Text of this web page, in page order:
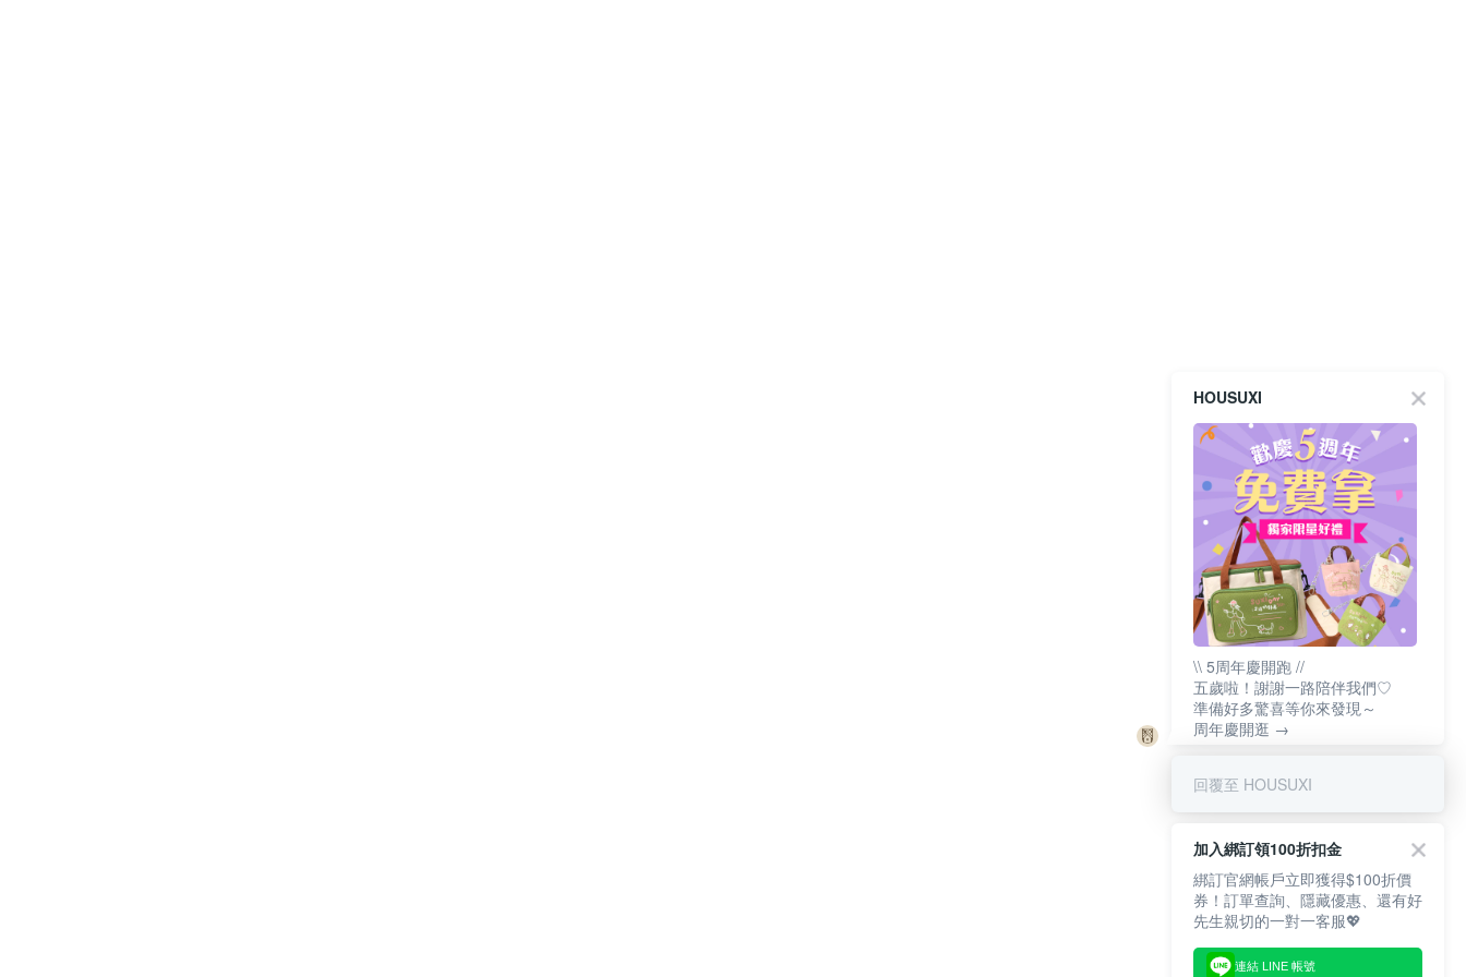
HOUSUXI
\\ 5周年慶開跑 //
五歲啦！謝謝一路陪伴我們♡
準備好多驚喜等你來發現～
周年慶開逛 →
回覆至 HOUSUXI
加入綁訂領100折扣金
綁訂官網帳戶立即獲得$100折價
券！訂單查詢、隱藏優惠、還有好
先生親切的一對一客服💖
連結 LINE 帳號